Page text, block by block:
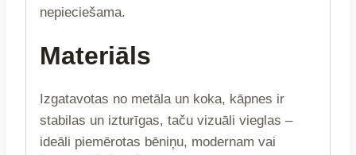
nepieciešama.
Materiāls
Izgatavotas no metāla un koka, kāpnes ir
stabilas un izturīgas, taču vizuāli vieglas –
ideāli piemērotas bēniņu, modernam vai